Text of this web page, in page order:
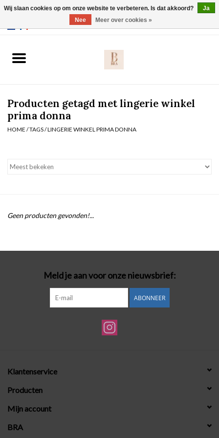
Slip
Body
Homewear
Producten getagd met lingerie winkel
prima donna
HOME /TAGS/LINGERIE WINKEL PRIMA DONNA
Geen producten gevonden!...
Meld je aan voor onze nieuwsbrief:
ABONNEER
Klantenservice
Producten
Mijn account
BRA
Wij slaan cookies op om onze website te verbeteren. Is dat akkoord?
Ja
Nee
Meer over cookies »
Webshop werkt met EU maten. .